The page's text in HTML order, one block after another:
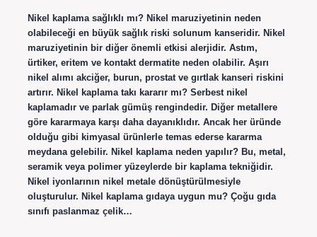
Nikel kaplama sağlıklı mı? Nikel maruziyetinin neden
olabileceği en büyük sağlık riski solunum kanseridir. Nikel
maruziyetinin bir diğer önemli etkisi alerjidir. Astım,
ürtiker, eritem ve kontakt dermatite neden olabilir. Aşırı
nikel alımı akciğer, burun, prostat ve gırtlak kanseri riskini
artırır. Nikel kaplama takı kararır mı? Serbest nikel
kaplamadır ve parlak gümüş rengindedir. Diğer metallere
göre kararmaya karşı daha dayanıklıdır. Ancak her üründe
olduğu gibi kimyasal ürünlerle temas ederse kararma
meydana gelebilir. Nikel kaplama neden yapılır? Bu, metal,
seramik veya polimer yüzeylerde bir kaplama tekniğidir.
Nikel iyonlarının nikel metale dönüştürülmesiyle
oluşturulur. Nikel kaplama gıdaya uygun mu? Çoğu gıda
sınıfı paslanmaz çelik…